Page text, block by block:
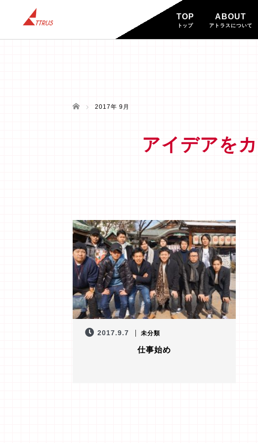
TOP
トップ
ABOUT
アトラスについて
ホーム 2017年 9月
アイデアを
2017.9.7 未分類
仕事始め